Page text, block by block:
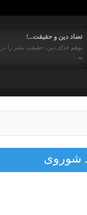
تضاد دین و حقیقت...!
توهم خدای دین، حقیقتِ بشر را در
به…
شوروی